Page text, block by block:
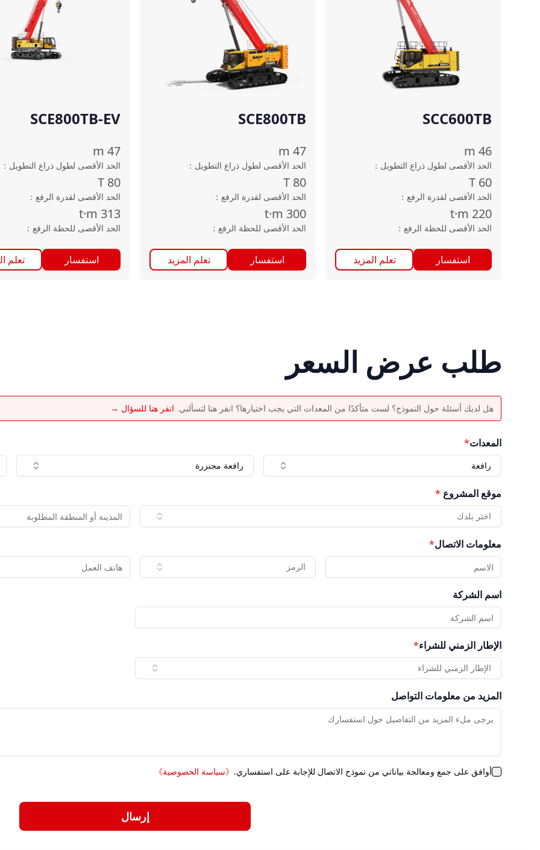
SCC600TB
46
m
الحد الأقصى لطول ذراع التطويل ：
60
T
الحد الأقصى لقدرة الرفع ：
220
t·m
الحد الأقصى للحظة الرفع ：
استفسار تعلم المزيد
SCE800TB
47
m
الحد الأقصى لطول ذراع التطويل ：
80
T
الحد الأقصى لقدرة الرفع ：
300
t·m
الحد الأقصى للحظة الرفع ：
استفسار تعلم المزيد
SCE800TB-EV
47
m
الحد الأقصى لطول ذراع التطويل ：
80
T
الحد الأقصى لقدرة الرفع ：
313
t·m
الحد الأقصى للحظة الرفع ：
استفسار تعلم
طلب عرض السعر
هل لديك أسئلة حول النموذج؟ لست متأكدًا من المعدات التي يجب اختيارها؟ انقر هنا لتسألني. انقر هنا للسؤال →
المعدات*
رافعة رافعة مجنزرة
موقع المشروع *
اختر بلدك
معلومات الاتصال*
الرمز
اسم الشركة
الإطار الزمني للشراء*
الإطار الزمني للشراء
المزيد من معلومات التواصل
أوافق على جمع ومعالجة بياناتي من نموذج الاتصال للإجابة على استفساري. 《سياسة الخصوصية》
إرسال